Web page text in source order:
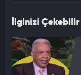
İlginizi Çekebilir